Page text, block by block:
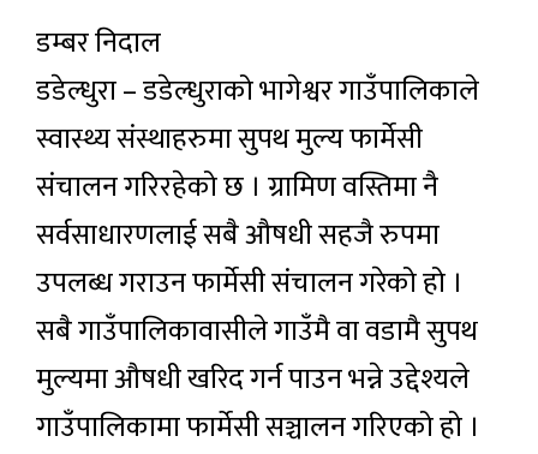
डम्बर निदाल
डडेल्धुरा – डडेल्धुराको भागेश्वर गाउँपालिकाले
स्वास्थ्य संस्थाहरुमा सुपथ मुल्य फार्मेसी
संचालन गरिरहेको छ । ग्रामिण वस्तिमा नै
सर्वसाधारणलाई सबै औषधी सहजै रुपमा
उपलब्ध गराउन फार्मेसी संचालन गरेको हो ।
सबै गाउँपालिकावासीले गाउँमै वा वडामै सुपथ
मुल्यमा औषधी खरिद गर्न पाउन भन्ने उद्देश्यले
गाउँपालिकामा फार्मेसी सञ्चालन गरिएको हो ।